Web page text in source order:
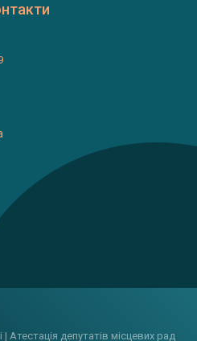
Атестація депутатів місцевих рад